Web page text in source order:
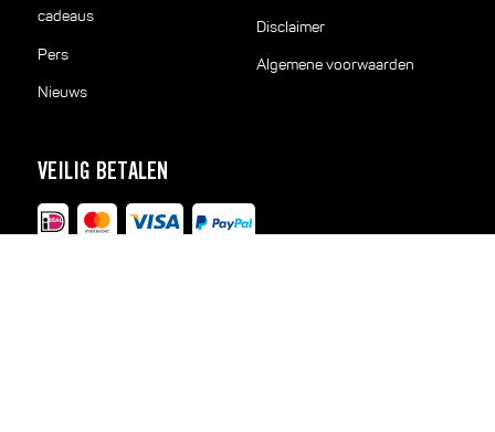
cadeaus
Pers
Nieuws
Disclaimer
Algemene voorwaarden
VEILIG BETALEN